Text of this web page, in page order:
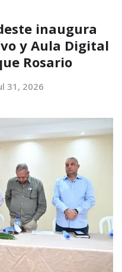
inaugura
y Aula Digital
Rosario
31, 2026